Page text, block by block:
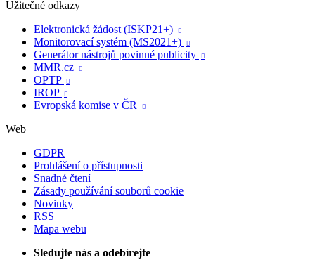
Užitečné odkazy
Elektronická žádost (ISKP21+)

Monitorovací systém (MS2021+) 
Generátor nástrojů povinné publicity 
MMR.cz 
OPTP 
IROP 
Evropská komise v ČR 
Web
GDPR
Prohlášení o přístupnosti
Snadné čtení
Zásady používání souborů cookie
Novinky
RSS
Mapa webu
Sledujte nás a odebírejte